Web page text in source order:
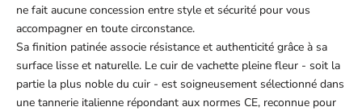
ne fait aucune concession entre style et sécurité pour vous
accompagner en toute circonstance.
Sa finition patinée associe résistance et authenticité grâce à sa
surface lisse et naturelle. Le cuir de vachette pleine fleur - soit la
partie la plus noble du cuir - est soigneusement sélectionné dans
une tannerie italienne répondant aux normes CE, reconnue pour